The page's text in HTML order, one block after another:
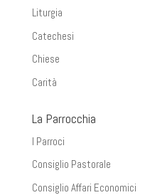
Liturgia
Catechesi
Chiese
Carità
La Parrocchia
I Parroci
Consiglio Pastorale
Consiglio Affari Economici